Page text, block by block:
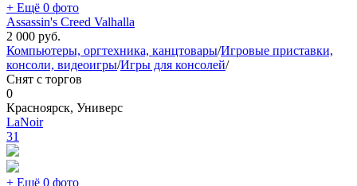
+ Ещё 0 фото
Assassin's Creed Valhalla
2 000 руб.
Компьютеры, оргтехника, канцтовары/Игровые приставки,
консоли, видеоигры/Игры для консолей/
Снят с торгов
0
Красноярск, Универс
LaNoir
31
+ Ещё 0 фото